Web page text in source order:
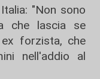
"Non sono
che lascia se
forzista, che
nell'addio al